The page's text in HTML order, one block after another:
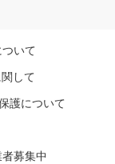
いて
して
護について
募集中